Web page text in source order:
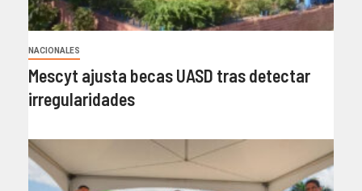
NACIONALES
Mescyt ajusta becas UASD tras detectar
irregularidades